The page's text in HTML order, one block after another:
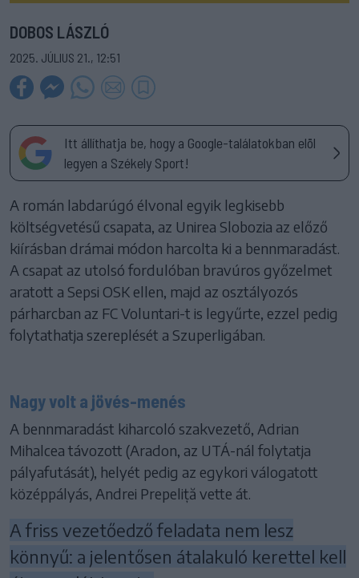
DOBOS LÁSZLÓ
2025. JÚLIUS 21., 12:51
Itt állíthatja be, hogy a Google-találatokban elöl
legyen a Székely Sport!
A román labdarúgó élvonal egyik legkisebb
költségvetésű csapata, az Unirea Slobozia az előző
kiírásban drámai módon harcolta ki a bennmaradást.
A csapat az utolsó fordulóban bravúros győzelmet
aratott a Sepsi OSK ellen, majd az osztályozós
párharcban az FC Voluntari-t is legyűrte, ezzel pedig
folytathatja szereplését a Szuperligában.
Nagy volt a jövés-menés
A bennmaradást kiharcoló szakvezető, Adrian
Mihalcea távozott (Aradon, az UTÁ-nál folytatja
pályafutását), helyét pedig az egykori válogatott
középpályás, Andrei Prepeliță vette át.
A friss vezetőedző feladata nem lesz
könnyű: a jelentősen átalakuló kerettel kell